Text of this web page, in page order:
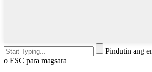
Pindutin ang
o ESC para magsara